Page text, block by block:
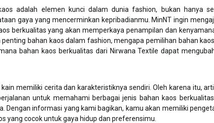
adalah elemen kunci dalam dunia fashion, bukan hanya
gaya yang mencerminkan kepribadianmu. MinNT ingin
berkualitas yang akan memperkaya penampilan dan
bahan kaos dalam fashion, mengapa pemilihan bahan
bahan kaos berkualitas dari Nirwana Textile dapat
memiliki cerita dan karakteristiknya sendiri. Oleh karena itu,
untuk memahami berbagai jenis bahan kaos
Dengan informasi yang kami bagikan, kamu akan memiliki
yang cocok untuk gaya hidup dan preferensimu.